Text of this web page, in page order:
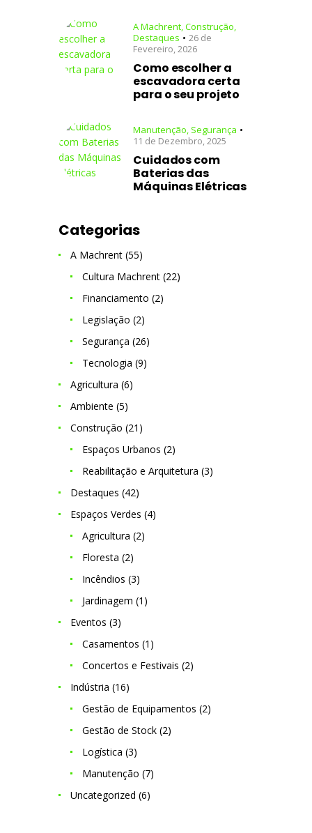
A Machrent,Construção,
Destaques
26 de
Fevereiro, 2026
Como escolher a
escavadora certa
para o seu projeto
Manutenção, Segurança
11 de Dezembro, 2025
Cuidados com
Baterias das
Máquinas Elétricas
Categorias
A Machrent(55)
Cultura Machrent(22)
Financiamento (2)
Legislação (2)
Segurança (26)
Tecnologia (9)
Agricultura (6)
Ambiente (5)
Construção (21)
Espaços Urbanos (2)
Reabilitação e Arquitetura (3)
Destaques (42)
Espaços Verdes (4)
Agricultura (2)
Floresta (2)
Incêndios (3)
Jardinagem (1)
Eventos (3)
Casamentos (1)
Concertos e Festivais (2)
Indústria (16)
Gestão de Equipamentos (2)
Gestão de Stock(2)
Logística (3)
Manutenção (7)
Uncategorized (6)